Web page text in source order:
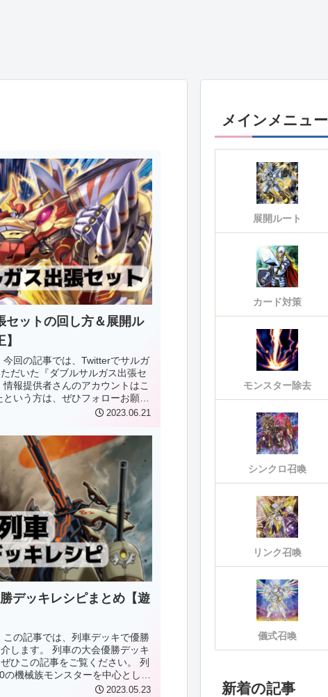
セットの回し方＆展開ル
回の記事では、Twitterでサルガ
だいた『ダブルサルガス出張セ
報提供者さんのアカウントはこ
いう方は、ぜひフォローお願い
2023.06.21
デッキレシピまとめ【遊
の記事では、列車デッキで優勝
します。 列車の大会優勝デッキ
ひこの記事をご覧ください。 列
機械族モンスターを中心とし
2023.05.23
メインメニュー
展開ルート
カード対策
モンスター除去
シンクロ召喚
リンク召喚
儀式召喚
新着の記事